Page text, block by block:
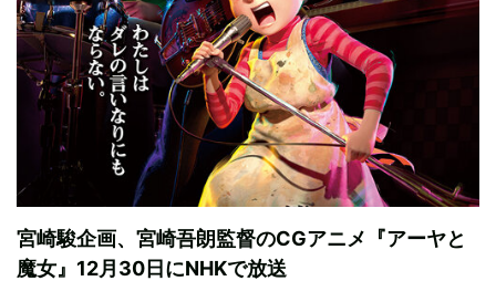
宮崎駿企画、宮崎吾朗監督のCGアニメ『アーヤと
魔女』12月30日にNHKで放送